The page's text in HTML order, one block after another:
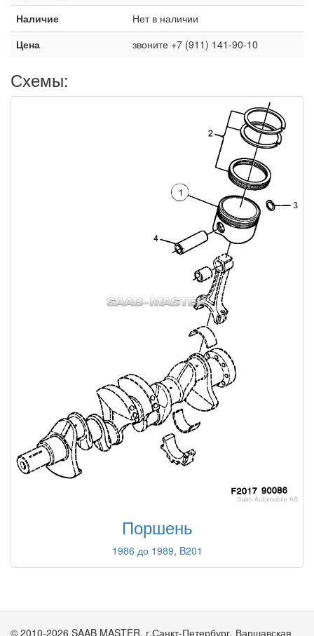
Наличие
Нет в наличии
Цена
звоните +7 (911) 141-90-10
Схемы:
Поршень
1986 до 1989, B201
© 2010-2026 SAAB MASTER. г.Санкт-Петербург, Варшавская